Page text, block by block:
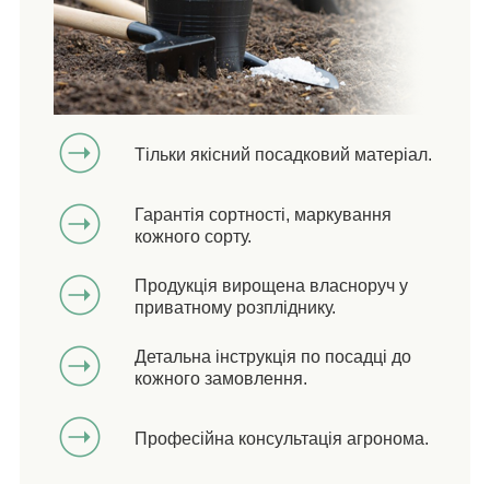
Тільки якісний посадковий матеріал.
Гарантія сортності, маркування
кожного сорту.
Продукція вирощена власноруч у
приватному розпліднику.
Детальна інструкція по посадці до
кожного замовлення.
Професійна консультація агронома.